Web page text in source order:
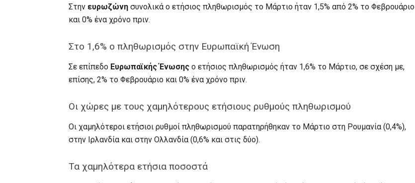
Στην ευρωζώνη συνολικά ο ετήσιος πληθωρισμός το Μάρτιο ήταν 1,5% από 2% το Φεβρουάριο
και 0% ένα χρόνο πριν.
Στο 1,6% ο πληθωρισμός στην Ευρωπαϊκή Ένωση
Σε επίπεδο Ευρωπαϊκής Ένωσης ο ετήσιος πληθωρισμός ήταν 1,6% το Μάρτιο, σε σχέση με,
επίσης, 2% το Φεβρουάριο και 0% ένα χρόνο πριν.
Οι χώρες με τους χαμηλότερους ετήσιους ρυθμούς πληθωρισμού
Οι χαμηλότεροι ετήσιοι ρυθμοί πληθωρισμού παρατηρήθηκαν το Μάρτιο στη Ρουμανία (0,4%),
στην Ιρλανδία και στην Ολλανδία (0,6% και στις δύο).
Τα χαμηλότερα ετήσια ποσοστά